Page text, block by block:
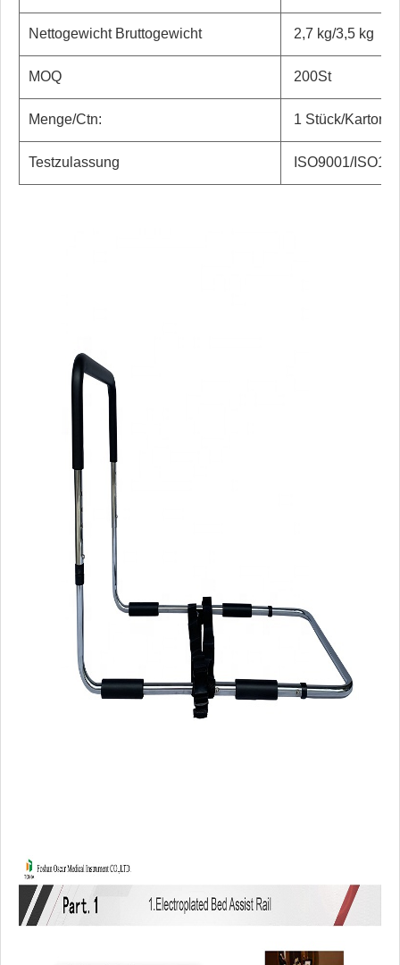
Nettogewicht Bruttogewicht 2,7 kg/3,5 kg
MOQ 200St
Menge/Ctn: 1 Stück/Karton
Testzulassung ISO9001/